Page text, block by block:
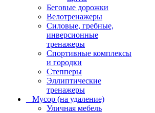
Беговые дорожки
Велотренажеры
Силовые, гребные,
инверсионные
тренажеры
Спортивные комплексы
и городки
Степперы
Эллиптические
тренажеры
_ Мусор (на удаление)
Уличная мебель